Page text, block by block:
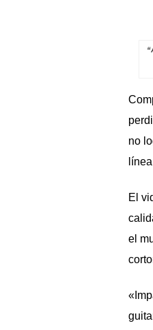
no
El
el